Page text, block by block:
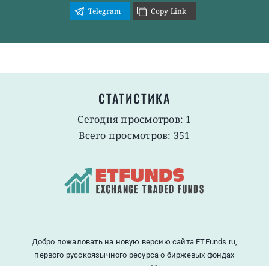
Telegram
Copy Link
СТАТИСТИКА
Сегодня просмотров: 1
Всего просмотров: 351
Добро пожаловать на новую версию сайта ETFunds.ru,
первого русскоязычного ресурса о биржевых фондах